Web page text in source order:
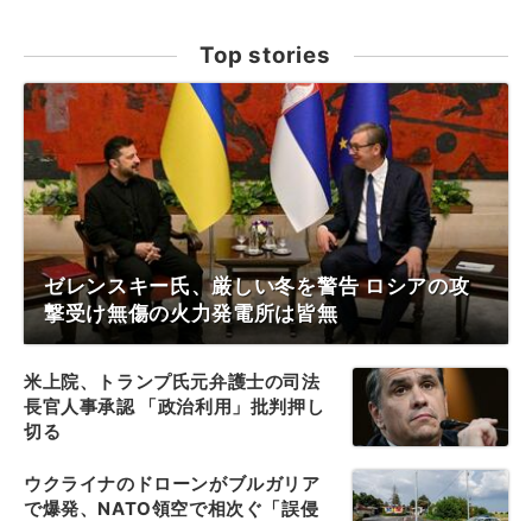
Top stories
ゼレンスキー氏、厳しい冬を警告 ロシアの攻
撃受け無傷の火力発電所は皆無
米上院、トランプ氏元弁護士の司法
長官人事承認 「政治利用」批判押し
切る
ウクライナのドローンがブルガリア
で爆発、NATO領空で相次ぐ「誤侵